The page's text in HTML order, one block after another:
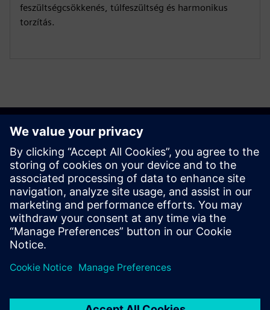
feszültségcsökkenés, túlfeszültség és harmonikus
torzítás.
Kezdő lépések
Kapcsolatfelvétel